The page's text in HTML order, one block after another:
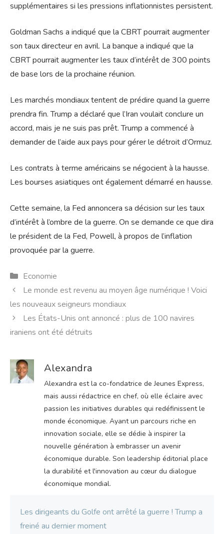
supplémentaires si les pressions inflationnistes persistent.
Goldman Sachs a indiqué que la CBRT pourrait augmenter
son taux directeur en avril. La banque a indiqué que la
CBRT pourrait augmenter les taux d’intérêt de 300 points
de base lors de la prochaine réunion.
Les marchés mondiaux tentent de prédire quand la guerre
prendra fin. Trump a déclaré que l’Iran voulait conclure un
accord, mais je ne suis pas prêt. Trump a commencé à
demander de l’aide aux pays pour gérer le détroit d’Ormuz.
Les contrats à terme américains se négocient à la hausse.
Les bourses asiatiques ont également démarré en hausse.
Cette semaine, la Fed annoncera sa décision sur les taux
d’intérêt à l’ombre de la guerre. On se demande ce que dira
le président de la Fed, Powell, à propos de l’inflation
provoquée par la guerre.
Catégories
Economie
Le monde est revenu au moyen âge numérique ! Voici
les nouveaux seigneurs mondiaux
Les États-Unis ont annoncé : plus de 100 navires
iraniens ont été détruits
Alexandra
Alexandra est la co-fondatrice de Jeunes Express,
mais aussi rédactrice en chef, où elle éclaire avec
passion les initiatives durables qui redéfinissent le
monde économique. Ayant un parcours riche en
innovation sociale, elle se dédie à inspirer la
nouvelle génération à embrasser un avenir
économique durable. Son leadership éditorial place
la durabilité et l'innovation au cœur du dialogue
économique mondial.
Les dirigeants du Golfe ont arrêté la guerre ! Trump a
freiné au dernier moment